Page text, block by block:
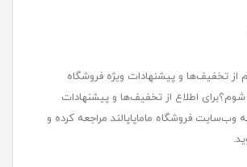
از تخفیف‌ها و پیشنهادات ویژه فروشگاه
شوم؟برای اطلاع از تخفیف‌ها و پیشنهادات
وب‌سایت فروشگاه ماماپاپالند مراجعه کرده و